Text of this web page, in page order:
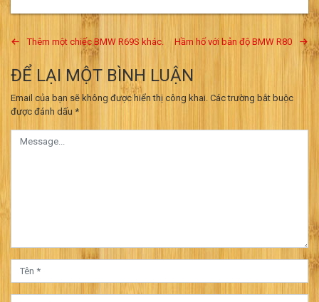
Điều
hướng
bài
viết
Thêm một chiếc BMW R69S khác. Hầm hố với bản độ BMW R80
ĐỂ LẠI MỘT BÌNH LUẬN
Email của bạn sẽ không được hiển thị công khai. Các trường bắt buộc
được đánh dấu *